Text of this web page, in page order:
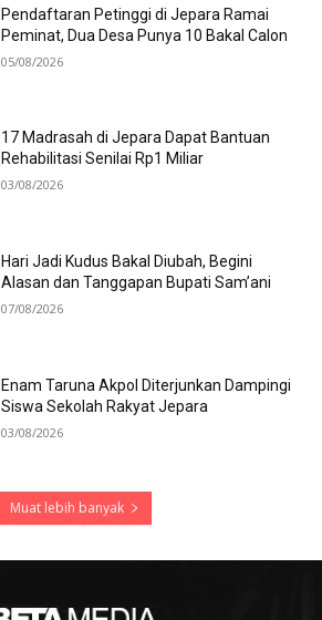
Pendaftaran Petinggi di Jepara Ramai
Peminat, Dua Desa Punya 10 Bakal Calon
05/08/2026
17 Madrasah di Jepara Dapat Bantuan
Rehabilitasi Senilai Rp1 Miliar
03/08/2026
Hari Jadi Kudus Bakal Diubah, Begini
Alasan dan Tanggapan Bupati Sam’ani
07/08/2026
Enam Taruna Akpol Diterjunkan Dampingi
Siswa Sekolah Rakyat Jepara
03/08/2026
Muat lebih banyak